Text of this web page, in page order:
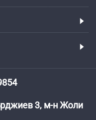
3, м-н Жоли